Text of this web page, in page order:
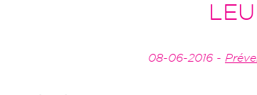
08-06-2016 -